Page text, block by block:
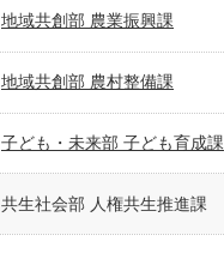
地域共創部 農業振興課
地域共創部 農村整備課
子ども・未来部 子ども育成課
共生社会部 人権共生推進課